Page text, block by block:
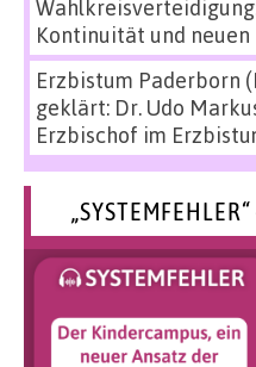
Kontinuität und
Erzbistum Paderborn
geklärt: Dr. Udo
Erzbischof im